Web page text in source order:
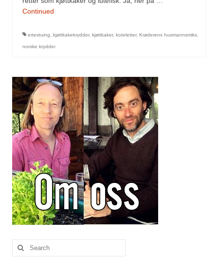
Continued
ertestuing kjøttkakekrydder, kjøttkaker, koteletter, Krøderens husmannsmiks
norske krydder
Search
for: